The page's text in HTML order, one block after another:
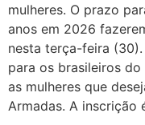
mulheres. O prazo
anos em 2026
nesta terça-feira
para os brasileiros
as mulheres que
Armadas. A